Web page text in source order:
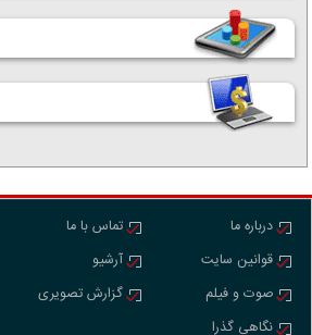
درباره ما
قوانین سایت
صوت و فیلم
نگاهی گذرا
تماس با ما
آرشیو
گزارش تصویری